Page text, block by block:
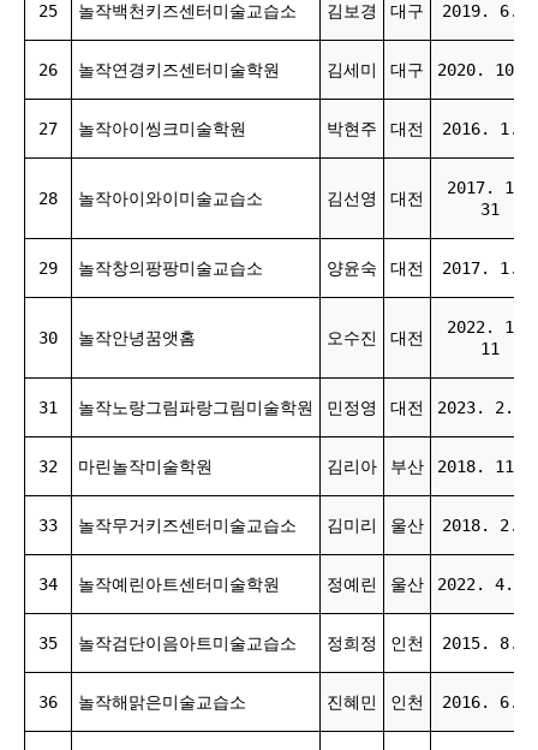
25 놀작백천키즈센터미술교습소 김보경 대구 2019. 6. 8
26 놀작연경키즈센터미술학원 김세미 대구 2020. 10.
27 놀작아이씽크미술학원 박현주 대전 2016. 1. 9
28 놀작아이와이미술교습소 김선영 대전
2017. 12.
31
29 놀작창의팡팡미술교습소 양윤숙 대전 2017. 1. 7
30 놀작안녕꿈앳홈 오수진 대전
2022. 10.
11
31 놀작노랑그림파랑그림미술학원 민정영 대전 2023. 2.
32 마린놀작미술학원 김리아 부산 2018. 11.
33 놀작무거키즈센터미술교습소 김미리 울산 2018. 2. 5
34 놀작예린아트센터미술학원 정예린 울산 2022. 4.
35 놀작검단이음아트미술교습소 정희정 인천 2015. 8. 1
36 놀작해맑은미술교습소 진혜민 인천 2016. 6. 1